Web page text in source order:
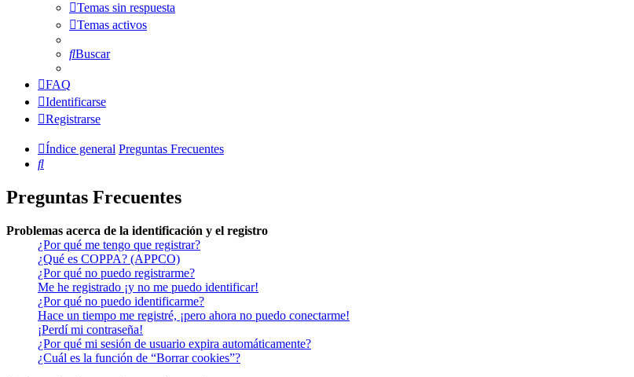
Temas sin respuesta
Temas activos
Buscar
FAQ
Identificarse
Registrarse
Índice general Preguntas Frecuentes
Buscar
Preguntas Frecuentes
Problemas acerca de la identificación y el registro
¿Por qué me tengo que registrar?
¿Qué es COPPA? (APPCO)
¿Por qué no puedo registrarme?
Me he registrado ¡y no me puedo identificar!
¿Por qué no puedo identificarme?
Hace un tiempo me registré, ¡pero ahora no puedo conectarme!
¡Perdí mi contraseña!
¿Por qué mi sesión de usuario expira automáticamente?
¿Cuál es la función de “Borrar cookies”?